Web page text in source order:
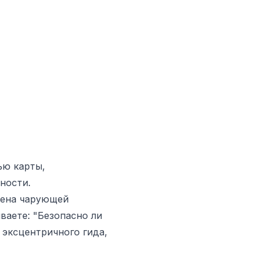
карты,
чарующей
"Безопасно ли
гида,